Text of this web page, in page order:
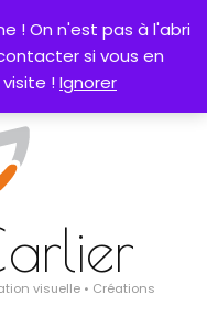
! On n'est pas à l'abri
si vous en
!Ignorer
visuelle • Créations